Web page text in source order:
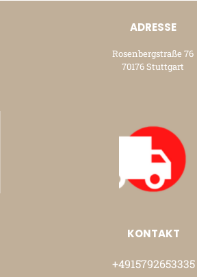
ADRESSE
Rosenbergstraße 76
70176 Stuttgart
KONTAKT
+4915792653335